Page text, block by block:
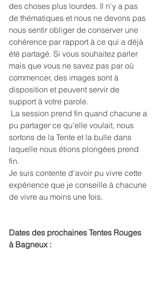
des choses plus lourdes. Il n'y a pas
de thématiques et nous ne devons pas
nous sentir obliger de conserver une
cohérence par rapport à ce qui a déjà
été partagé. Si vous souhaitez parler
mais que vous ne savez pas par où
commencer, des images sont à
disposition et peuvent servir de
support à votre parole.
pu partager ce qu'elle voulait, nous
sortons de la Tente et la bulle dans
laquelle nous étions plongées prend
fin.
Je suis contente d'avoir pu vivre cette
expérience que je conseille à chacune
de vivre au moins une fois.
Dates des prochaines Tentes Rouges
à Bagneux :